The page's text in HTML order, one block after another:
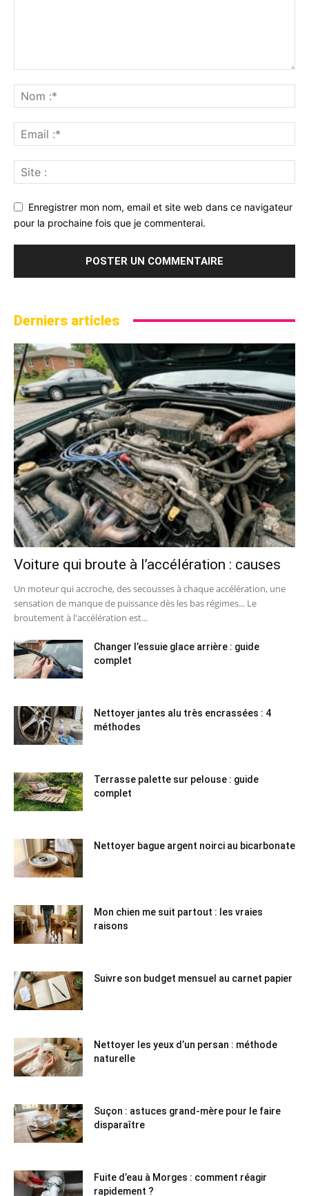
Enregistrer mon nom, email et site web dans ce navigateur
pour la prochaine fois que je commenterai.
Derniers articles
Voiture qui broute à l’accélération : causes
Un moteur qui accroche, des secousses à chaque accélération, une
sensation de manque de puissance dès les bas régimes... Le
broutement à l'accélération est...
Changer l’essuie glace arrière : guide
complet
Nettoyer jantes alu très encrassées : 4
méthodes
Terrasse palette sur pelouse : guide
complet
Nettoyer bague argent noirci au bicarbonate
Mon chien me suit partout : les vraies
raisons
Suivre son budget mensuel au carnet papier
Nettoyer les yeux d’un persan : méthode
naturelle
Suçon : astuces grand-mère pour le faire
disparaître
Fuite d’eau à Morges : comment réagir
rapidement ?